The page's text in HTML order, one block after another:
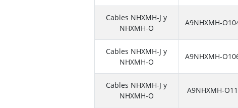
Cables NHXMH-J y
NHXMH-O
A9NHXMH-
Cables NHXMH-J y
NHXMH-O
A9NHXMH-
Cables NHXMH-J y
NHXMH-O
A9NHXMH-